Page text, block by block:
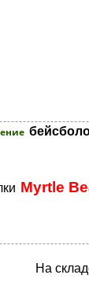
Myrtle
На